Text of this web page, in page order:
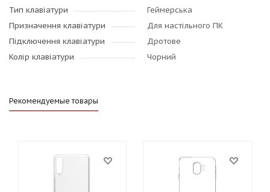
Тип клавіатури
Геймерська
Призначення клавіатури
Для настільного ПК
Підключення клавіатури
Дротове
Колір клавіатури
Чорний
Рекомендуемые товары